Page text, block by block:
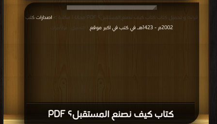
كتاب كيف نصنع المستقبل؟ PDF
قراءة و تحميل كتاب كتاب كيف نصنع المستقبل؟ PDF مجانا | مكتبة >
اصدارات كتب
2002م - 1423هـ في كتب في اكبر موقع
| التحميل : مرة/مرات